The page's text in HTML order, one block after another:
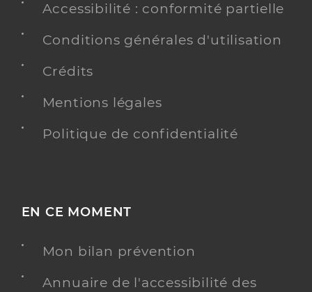
Accessibilité : conformité partielle
Conditions générales d'utilisation
Crédits
Mentions légales
Politique de confidentialité
EN CE MOMENT
Mon bilan prévention
Annuaire de l'accessibilité des